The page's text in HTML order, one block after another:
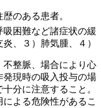
のある患者。
整脈、場合により心
現時の吸入投与の場
分に注意すること。
よる危険性があるこ
困難など諸症状の緩
、３）肺気腫、４）